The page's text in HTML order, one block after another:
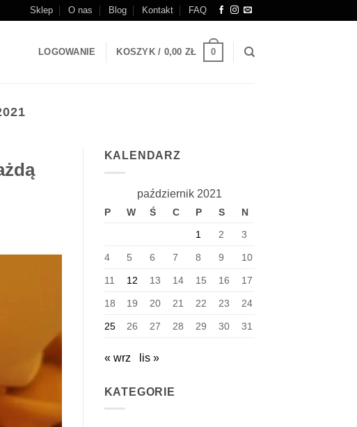
Sklep O nas Blog Kontakt FAQ
LOGOWANIE KOSZYK / 0,00 ZŁ 0
KALENDARZ
październik 2021
P W Ś C P S
N
1
2 3
4 5 6 7 8 9 10
11 12 13 14 15 16 17
18 19 20 21 22 23 24
25 26 27 28 29 30 31
« wrz lis »
KATEGORIE